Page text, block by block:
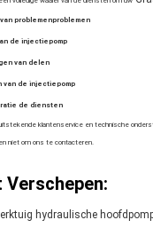
problemenproblemen
de injectiepomp
van delen
van de injectiepomp
de diensten
klantenservice en technische
niet om ons te contacteren.
Verschepen:
hydraulische